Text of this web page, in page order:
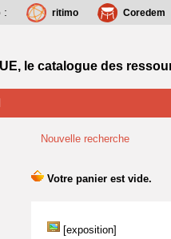
Nouvelle recherche
[exposition]
: ritimo Coredem
le catalogue des